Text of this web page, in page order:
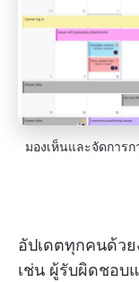
มองเห็นและจัดการ
อัปเดตทุกคนด้ว
เช่น ผู้รับผิดชอบ